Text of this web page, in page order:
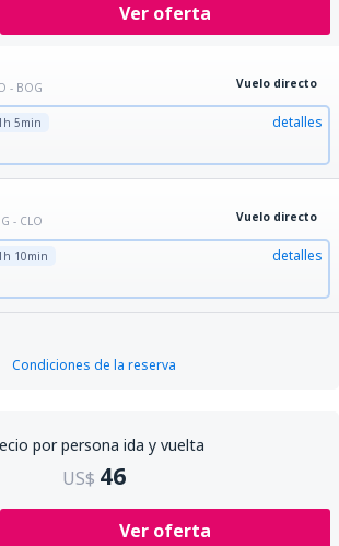
Ver oferta
- BOG Vuelo directo
5min detalles
- CLO Vuelo directo
10min detalles
Condiciones de la reserva
por persona ida y vuelta
US$ 46
Ver oferta